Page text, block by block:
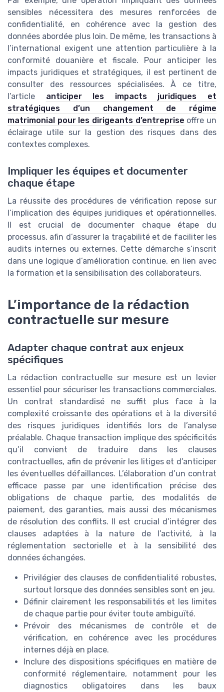
sensibles nécessitera des mesures renforcées de
confidentialité, en cohérence avec la gestion des
données abordée plus loin. De même, les transactions à
l’international exigent une attention particulière à la
conformité douanière et fiscale. Pour anticiper les
impacts juridiques et stratégiques, il est pertinent de
consulter des ressources spécialisées. À ce titre,
l’article anticiper les impacts juridiques et
stratégiques d’un changement de régime
matrimonial pour les dirigeants d’entreprise offre un
éclairage utile sur la gestion des risques dans des
contextes complexes.
Impliquer les équipes et documenter
chaque étape
La réussite des procédures de vérification repose sur
l’implication des équipes juridiques et opérationnelles.
Il est crucial de documenter chaque étape du
processus, afin d’assurer la traçabilité et de faciliter les
audits internes ou externes. Cette démarche s’inscrit
dans une logique d’amélioration continue, en lien avec
la formation et la sensibilisation des collaborateurs.
L’importance de la rédaction
contractuelle sur mesure
Adapter chaque contrat aux enjeux
spécifiques
La rédaction contractuelle sur mesure est un levier
essentiel pour sécuriser les transactions commerciales.
Un contrat standardisé ne suffit plus face à la
complexité croissante des opérations et à la diversité
des risques juridiques identifiés lors de l’analyse
préalable. Chaque transaction implique des spécificités
qu’il convient de traduire dans les clauses
contractuelles, afin de prévenir les litiges et d’anticiper
les éventuelles défaillances. L’élaboration d’un contrat
efficace passe par une identification précise des
obligations de chaque partie, des modalités de
paiement, des garanties, mais aussi des mécanismes
de résolution des conflits. Il est crucial d’intégrer des
clauses adaptées à la nature de l’activité, à la
réglementation sectorielle et à la sensibilité des
données échangées.
Privilégier des clauses de confidentialité robustes,
surtout lorsque des données sensibles sont en jeu.
Définir clairement les responsabilités et les limites
de chaque partie pour éviter toute ambiguïté.
Prévoir des mécanismes de contrôle et de
vérification, en cohérence avec les procédures
internes déjà en place.
Inclure des dispositions spécifiques en matière de
conformité réglementaire, notamment pour les
diagnostics obligatoires dans les baux